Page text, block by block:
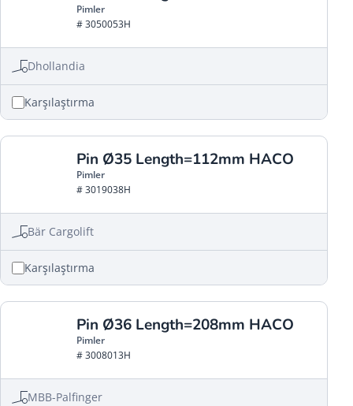
Pimler
# 3050053H
Dhollandia
Karşılaştırma
Pin Ø35 Length=112mm HACO
Pimler
# 3019038H
Bär Cargolift
Karşılaştırma
Pin Ø36 Length=208mm HACO
Pimler
# 3008013H
MBB-Palfinger